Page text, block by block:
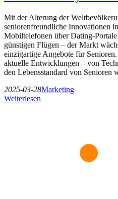
Mit der Alterung der
seniorenfreundliche Innovationen
Mobiltelefonen über Dating-
günstigen Flügen – der Markt
einzigartige Angebote für
aktuelle Entwicklungen – von
den Lebensstandard von Senioren
2025-03-28Marketing
Weiterlesen